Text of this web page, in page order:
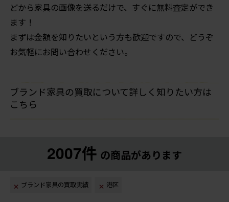
どから家具の画像を送るだけで、すぐに無料査定ができ
ます！
まずは金額を知りたいという方も歓迎ですので、どうぞ
お気軽にお問い合わせください。
ブランド家具の買取について詳しく知りたい方は
こちら
2007件 の商品があります
ブランド家具の買取実績 港区